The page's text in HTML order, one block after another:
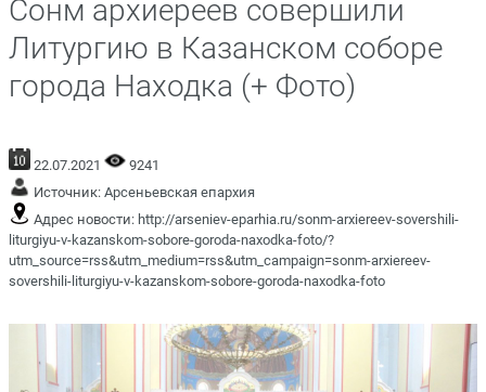
Сонм архиереев совершили
Литургию в Казанском соборе
города Находка (+ Фото)
22.07.2021
9241
Источник: Арсеньевская епархия
Адрес новости: http://arseniev-eparhia.ru/sonm-arxiereev-sovershili-
liturgiyu-v-kazanskom-sobore-goroda-naxodka-foto/?
utm_source=rss&utm_medium=rss&utm_campaign=sonm-arxiereev-
sovershili-liturgiyu-v-kazanskom-sobore-goroda-naxodka-foto